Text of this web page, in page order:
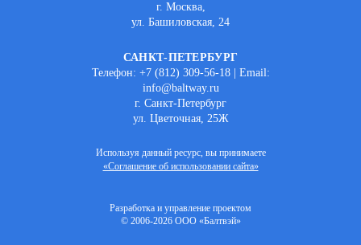
г. Москва,
ул. Башиловская, 24
САНКТ-ПЕТЕРБУРГ
Телефон: +7 (812) 309-56-18 | Email:
info@baltway.ru
г. Санкт-Петербург
ул. Цветочная, 25Ж
Разработка и управление проектом
© 2006-2026 ООО «Балтвэй»
Используя данный ресурс, вы принимаете
«Соглашение об использовании сайта»